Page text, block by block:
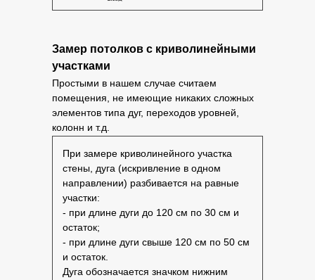
Замер потолков с криволинейными
участками
Простыми в нашем случае считаем
помещения, не имеющие никаких сложных
элементов типа дуг, переходов уровней,
колонн и т.д.
При замере криволинейного участка
стены, дуга (искривление в одном
направлении) разбивается на равные
участки:
- при длине дуги до 120 см по 30 см и
остаток;
- при длине дуги свыше 120 см по 50 см
и остаток.
Дуга обозначается значком нижним